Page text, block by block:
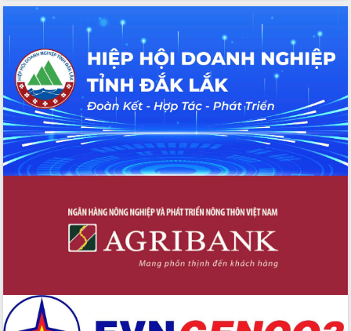
với Tập đoàn Bưu chính Viễn thông
Việt Nam
Thứ trưởng Bộ Y tế làm việc với tỉnh
Đắk Lắk về phát triển nhân lực y tế
cho trạm y tế cấp xã
Du lịch Đắk Lắk nâng tầm trải nghiệm
du khách thông qua Hệ thống cơ sở dữ
liệu và Bản đồ số
Tập huấn ứng dụng trí tuệ nhân tạo (AI)
trong thương mại điện tử năm 2026
nhất, Quốc hội khóa XVI
Quyết liệt cải cách hành chính, khơi
thông nguồn lực phát triển
Nâng cao hiệu lực, hiệu quả HĐND
Xã Ea Phê gắn cải cách hành chính với
chuyển đổi số